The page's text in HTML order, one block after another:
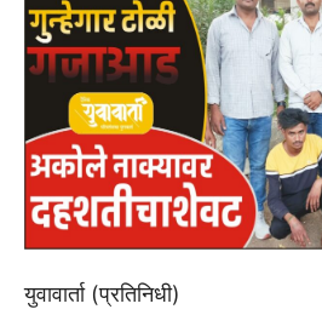
युवावार्ता (प्रतिनिधी)